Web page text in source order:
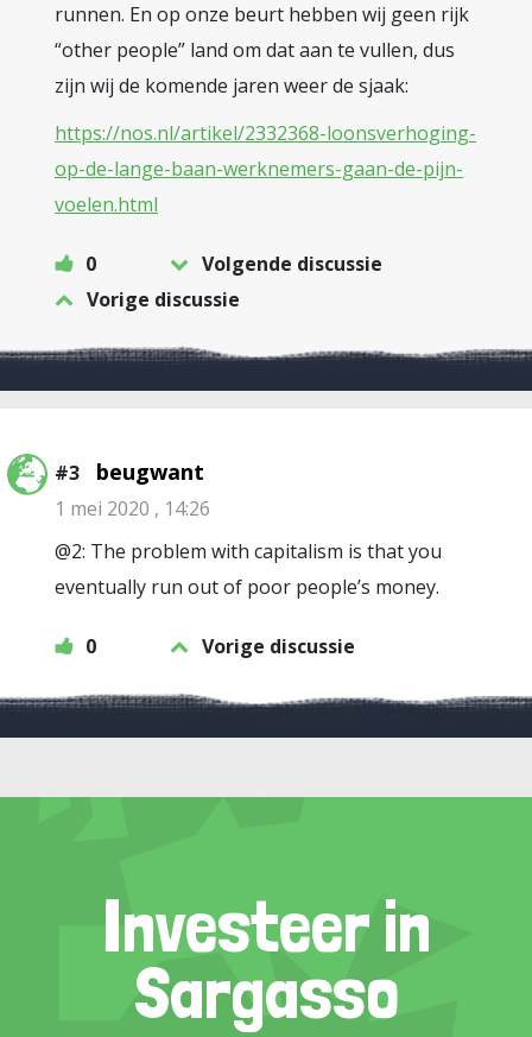
runnen. En op onze beurt hebben wij geen rijk
“other people” land om dat aan te vullen, dus
zijn wij de komende jaren weer de sjaak:
https://nos.nl/artikel/2332368-loonsverhoging-
op-de-lange-baan-werknemers-gaan-de-pijn-
voelen.html
0
Volgende discussie
Vorige discussie
#3 beugwant
1 mei 2020 , 14:26
@2: The problem with capitalism is that you
eventually run out of poor people’s money.
0 Vorige discussie
Investeer in
Sargasso